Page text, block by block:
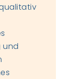
und